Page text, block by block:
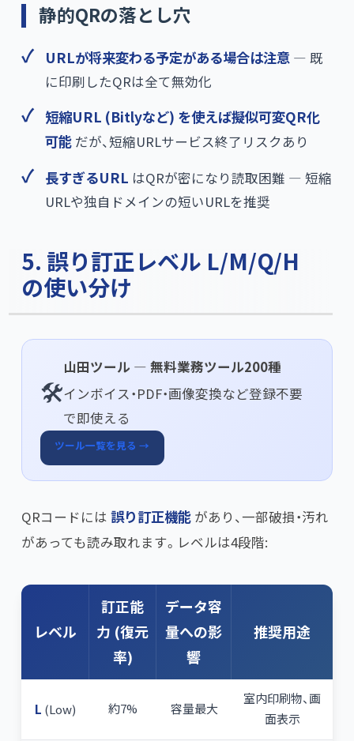
静的QRの落とし穴
URLが将来変わる予定がある場合は注意 — 既
に印刷したQRは全て無効化
短縮URL (Bitlyなど) を使えば擬似可変QR化
可能 だが、短縮URLサービス終了リスクあり
長すぎるURL はQRが密になり読取困難 — 短縮
URLや独自ドメインの短いURLを推奨
5. 誤り訂正レベル L/M/Q/H
の使い分け
🛠️
山田ツール — 無料業務ツール200種
インボイス・PDF・画像変換など登録不要
で即使える
ツール一覧を見る →
QRコードには 誤り訂正機能 があり、一部破損・汚れ
があっても読み取れます。レベルは4段階:
レベル
訂正能
力 (復元
率)
データ容
量への影
響
推奨用途
L (Low) 約7% 容量最大
室内印刷物、画
面表示